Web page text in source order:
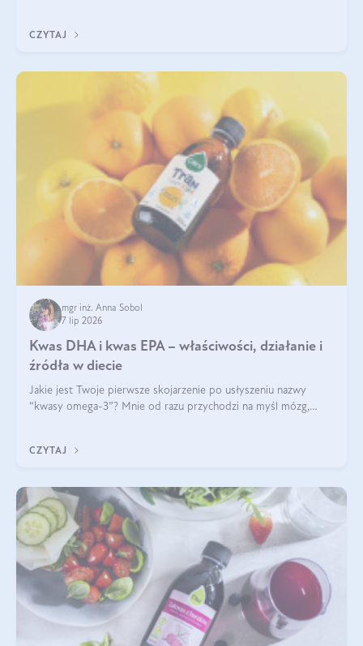
CZYTAJ
mgr inż. Anna Sobol
7 lip 2026
Kwas DHA i kwas EPA – właściwości, działanie i
źródła w diecie
Jakie jest Twoje pierwsze skojarzenie po usłyszeniu nazwy
“kwasy omega-3”? Mnie od razu przychodzi na myśl mózg,
EPA.
CZYTAJ